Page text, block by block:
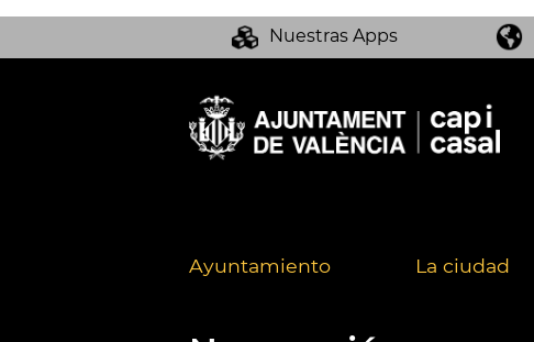
Nuestras Apps
Ayuntamiento La ciudad